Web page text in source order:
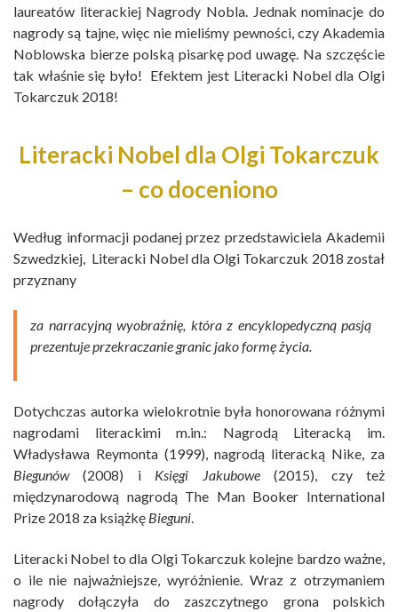
laureatów literackiej Nagrody Nobla. Jednak nominacje do
nagrody są tajne, więc nie mieliśmy pewności, czy Akademia
Noblowska bierze polską pisarkę pod uwagę. Na szczęście
tak właśnie się było! Efektem jest Literacki Nobel dla Olgi
Tokarczuk 2018!
Literacki Nobel dla Olgi Tokarczuk
– co doceniono
Według informacji podanej przez przedstawiciela Akademii
Szwedzkiej, Literacki Nobel dla Olgi Tokarczuk 2018 został
przyznany
za narracyjną wyobraźnię, która z encyklopedyczną pasją
prezentuje przekraczanie granic jako formę życia.
Dotychczas autorka wielokrotnie była honorowana różnymi
nagrodami literackimi m.in.: Nagrodą Literacką im.
Władysława Reymonta (1999), nagrodą literacką Nike, za
Biegunów(2008) i Księgi Jakubowe(2015), czy też
międzynarodową nagrodą The Man Booker International
Prize 2018 za książkę Bieguni.
Literacki Nobel to dla Olgi Tokarczuk kolejne bardzo ważne,
o ile nie najważniejsze, wyróżnienie. Wraz z otrzymaniem
nagrody dołączyła do zaszczytnego grona polskich